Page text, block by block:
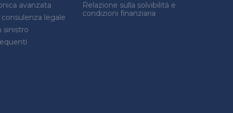
avanzata
legale
sinistro
Relazione sulla solvibilità e
condizioni finanziaria